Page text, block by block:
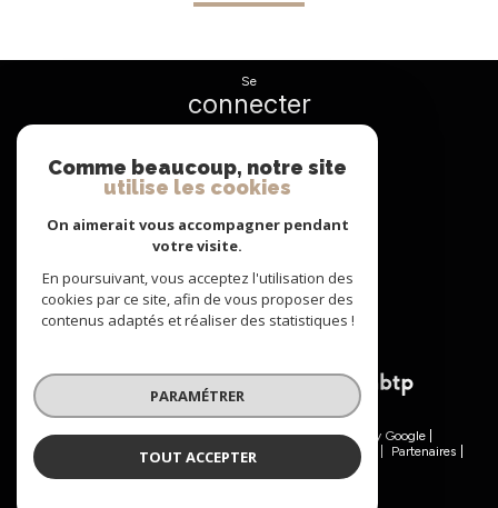
se
connecter
nous
suivre
nous
© 2026 | Tous droits réservés | Traduction powered by Google |
Plan du site Mentions légales Admin
Partenaires
Politique RGPD
Comme beaucoup, notre site
utilise les cookies
On aimerait vous accompagner pendant
votre visite.
En poursuivant, vous acceptez l'utilisation des
cookies par ce site, afin de vous proposer des
contenus adaptés et réaliser des statistiques !
PARAMÉTRER
TOUT ACCEPTER